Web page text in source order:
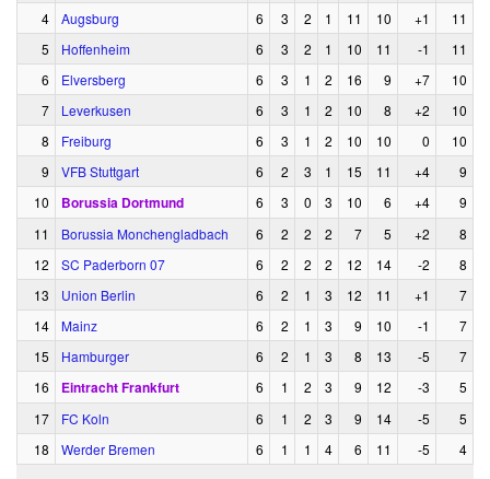
4
Augsburg 6 3 2 1 11 10 +1
11
5
Hoffenheim 6 3 2 1 10 11 -1
11
6
Elversberg 6 3 1 2 16 9 +7
10
7
Leverkusen 6 3 1 2 10 8 +2
10
8
Freiburg 6 3 1 2 10 10 0
10
9
VFB Stuttgart 6 2 3 1 15 11 +4
9
10
Borussia Dortmund 6 3 0 3 10 6 +4
9
11
Borussia Monchengladbach 6 2 2 2 7 5 +2
8
12
SC Paderborn 07 6 2 2 2 12 14 -2
8
13
Union Berlin 6 2 1 3 12 11 +1
7
14
Mainz 6 2 1 3 9 10 -1
7
15
Hamburger 6 2 1 3 8 13 -5
7
16
Eintracht Frankfurt 6 1 2 3 9 12 -3
5
17
FC Koln 6 1 2 3 9 14 -5
5
18
Werder Bremen 6 1 1 4 6 11 -5 4